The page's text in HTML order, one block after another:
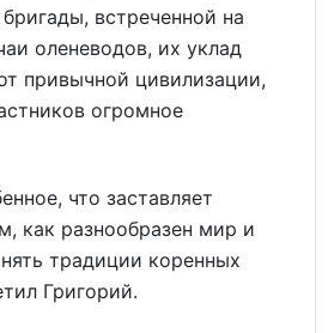
встреченной на
оленеводов, их уклад
привычной цивилизации,
огромное
что заставляет
как разнообразен мир и
традиции коренных
Григорий.